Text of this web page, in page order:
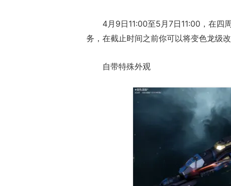
4月9日11:00至5月7日11:00，在四
务，在截止时间之前你可以将变色龙级
自带特殊外观